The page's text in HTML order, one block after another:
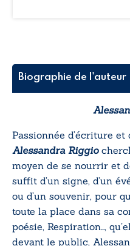
Biographie de l'auteur
Passionnée d’écriture
Alessandra Riggio
moyen de se nourrir et
suffit d’un signe, d’un
ou d’un souvenir, pour
toute la place dans sa
poésie, Respiration…,
devant le public,